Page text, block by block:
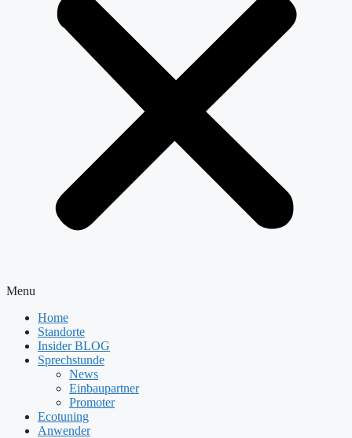
Menu
Home
Standorte
Insider BLOG
Sprechstunde
News
Einbaupartner
Promoter
Ecotuning
Anwender